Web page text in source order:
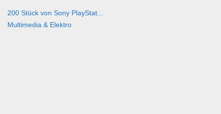
200 Stück von Sony PlayStat...
Multimedia & Elektro